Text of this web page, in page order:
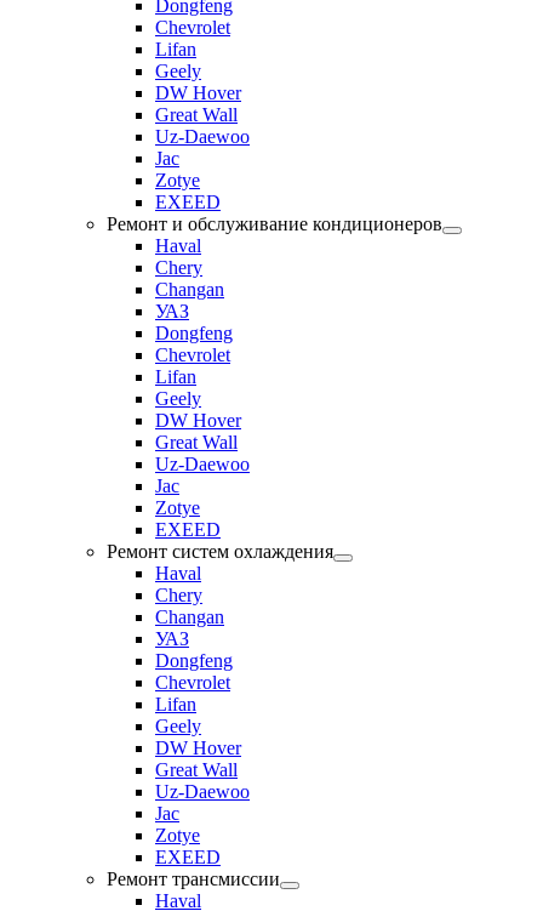
Dongfeng
Chevrolet
Lifan
Geely
DW Hover
Great Wall
Uz-Daewoo
Jac
Zotye
EXEED
Ремонт и обслуживание кондиционеров
Haval
Chery
Changan
УАЗ
Dongfeng
Chevrolet
Lifan
Geely
DW Hover
Great Wall
Uz-Daewoo
Jac
Zotye
EXEED
Ремонт систем охлаждения
Haval
Chery
Changan
УАЗ
Dongfeng
Chevrolet
Lifan
Geely
DW Hover
Great Wall
Uz-Daewoo
Jac
Zotye
EXEED
Ремонт трансмиссии
Haval